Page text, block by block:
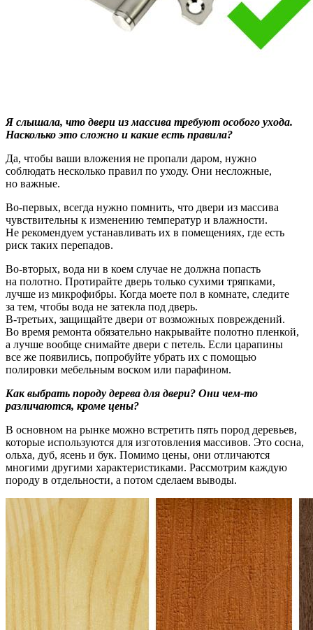
Я слышала, что двери из массива требуют особого ухода.
Насколько это сложно и какие есть правила?
Да, чтобы ваши вложения не пропали даром, нужно
соблюдать несколько правил по уходу. Они несложные,
но важные.
Во-первых, всегда нужно помнить, что двери из массива
чувствительны к изменению температур и влажности.
Не рекомендуем устанавливать их в помещениях, где есть
риск таких перепадов.
Во-вторых, вода ни в коем случае не должна попасть
на полотно. Протирайте дверь только сухими тряпками,
лучше из микрофибры. Когда моете пол в комнате, следите
за тем, чтобы вода не затекла под дверь.
В-третьих, защищайте двери от возможных повреждений.
Во время ремонта обязательно накрывайте полотно пленкой,
а лучше вообще снимайте двери с петель. Если царапины
все же появились, попробуйте убрать их с помощью
полировки мебельным воском или парафином.
Как выбрать породу дерева для двери? Они чем-то
различаются, кроме цены?
В основном на рынке можно встретить пять пород деревьев,
которые используются для изготовления массивов. Это сосна,
ольха, дуб, ясень и бук. Помимо цены, они отличаются
многими другими характеристиками. Рассмотрим каждую
породу в отдельности, а потом сделаем выводы.